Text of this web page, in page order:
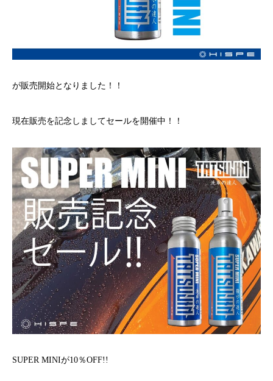
が販売開始となりました！！
現在販売を記念しましてセールを開催中！！
SUPER MINIが10％OFF!!